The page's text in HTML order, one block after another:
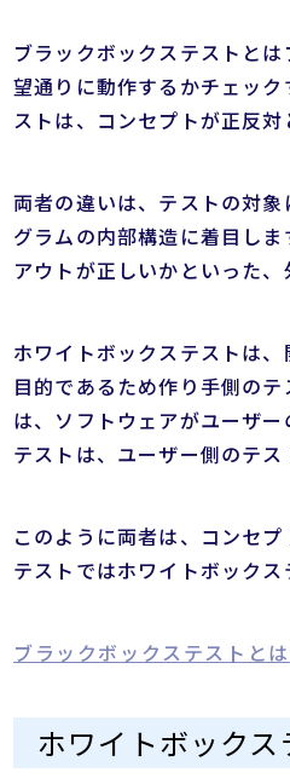
ブラックボックステストと
望通りに動作するかチェッ
ストは、コンセプトが正反対
両者の違いは、テストの対
グラムの内部構造に着目し
アウトが正しいかといった、
ホワイトボックステストは
目的であるため作り手側の
は、ソフトウェアがユーザ
テストは、ユーザー側のテス
このように両者は、コンセ
テストではホワイトボック
ブラックボックステストと
ホワイトボック